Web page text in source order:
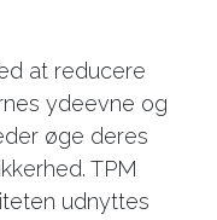
at reducere
ydeevne og
øge deres
TPM
udnyttes